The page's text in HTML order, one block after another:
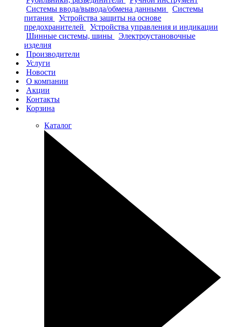
Системы ввода/вывода/обмена данными
Системы
питания
Устройства защиты на основе
предохранителей
Устройства управления и индикации
Шинные системы, шины
Электроустановочные
изделия
Производители
Услуги
Новости
О компании
Акции
Контакты
Корзина
Каталог